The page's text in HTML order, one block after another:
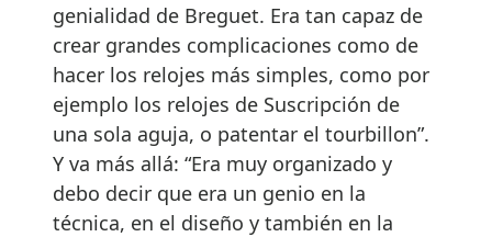
genialidad de Breguet. Era tan capaz de
crear grandes complicaciones como de
hacer los relojes más simples, como por
ejemplo los relojes de Suscripción de
una sola aguja, o patentar el tourbillon”.
Y va más allá: “Era muy organizado y
debo decir que era un genio en la
técnica, en el diseño y también en la